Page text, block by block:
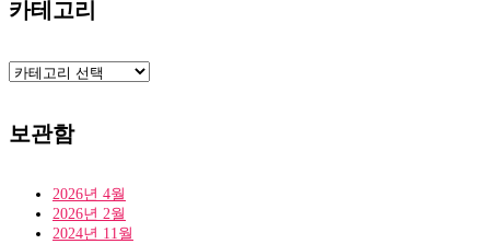
카테고리
카
리
보관함
2026년 4월
2026년 2월
2024년 11월